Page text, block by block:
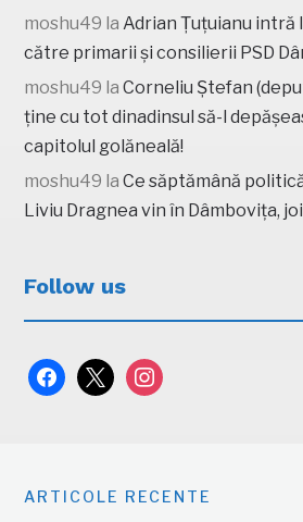
moshu49 laAdrian Țuțuianu intră
către primarii și consilierii PSD
moshu49 laCorneliu Ștefan
ține cu tot dinadinsul să-l
capitolul golăneală!
moshu49 laCe săptămână
Liviu Dragnea vin în Dâmbovița,
Follow us
facebook
x instagram
ARTICOLE RECENTE